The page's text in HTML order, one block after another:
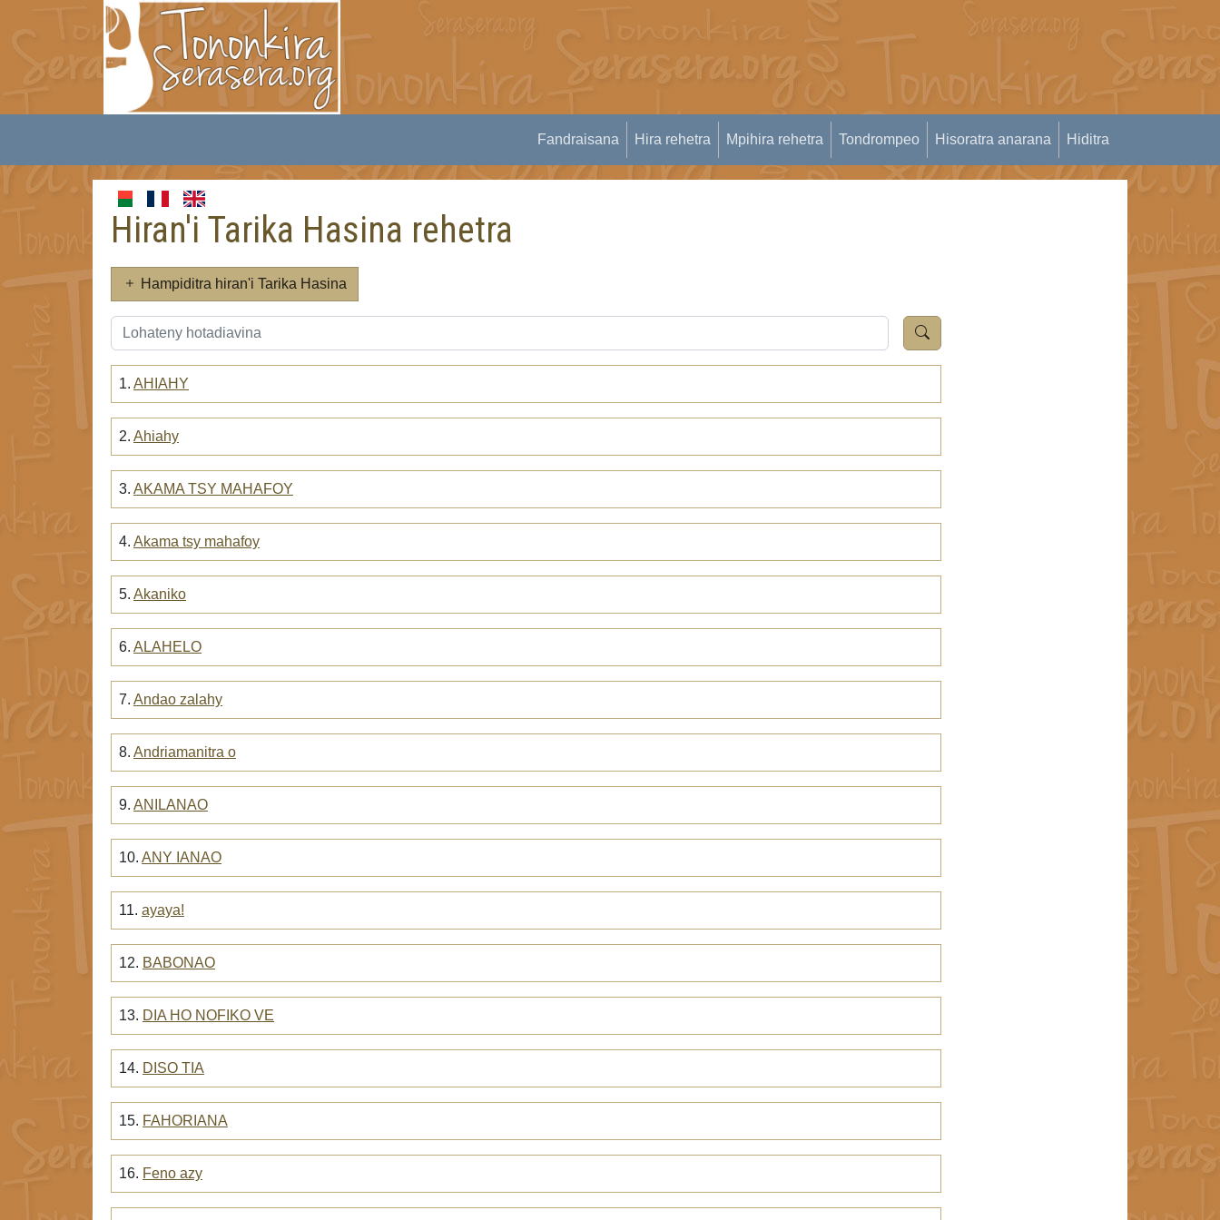
Fandraisana Hira rehetra Mpihira rehetra Tondrompeo Hisoratra anarana Hiditra
Hiran'i Tarika Hasina rehetra
Hampiditra hiran'i Tarika Hasina
1. AHIAHY
2. Ahiahy
3. AKAMA TSY MAHAFOY
4. Akama tsy mahafoy
5. Akaniko
6. ALAHELO
7. Andao zalahy
8. Andriamanitra o
9. ANILANAO
10. ANY IANAO
11. ayaya!
12. BABONAO
13. DIA HO NOFIKO VE
14. DISO TIA
15. FAHORIANA
16. Feno azy